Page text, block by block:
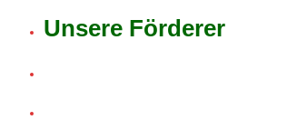
Unsere Förderer